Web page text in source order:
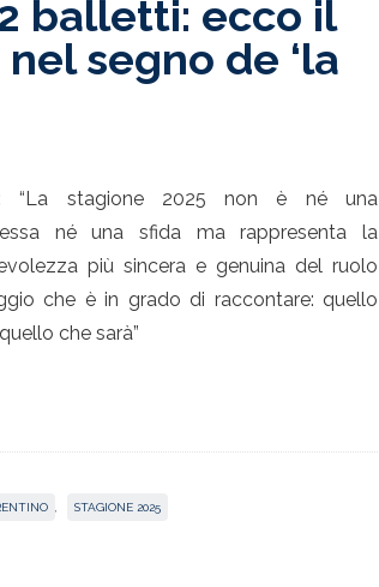
balletti: ecco il
segno de ‘la
“La stagione 2025 non è né una
né una sfida ma rappresenta la
più sincera e genuina del ruolo
che è in grado di raccontare: quello
che sarà”
STAGIONE 2025